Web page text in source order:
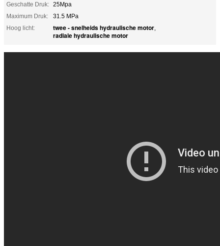
Geschatte Druk: 25Mpa
Maximum Druk:
31.5 MPa
Hoog licht:
twee - snelheids hydraulische motor,
radiale hydraulische motor